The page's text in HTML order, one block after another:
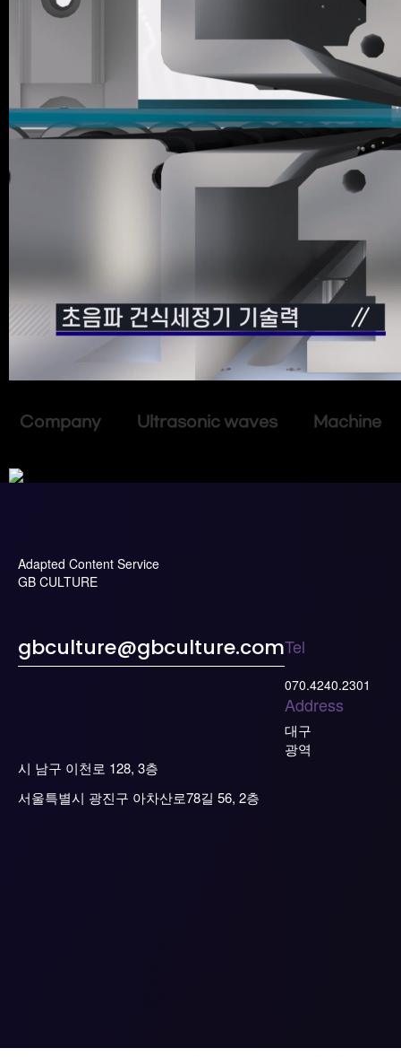
Company Ultrasonic waves Machine
Adapted Content Service
GB CULTURE
gbculture@gbculture.comTel
070.4240.2301
Address
대구
광역
시 남구 이천로 128, 3층
서울특별시 광진구 아차산로78길 56, 2층